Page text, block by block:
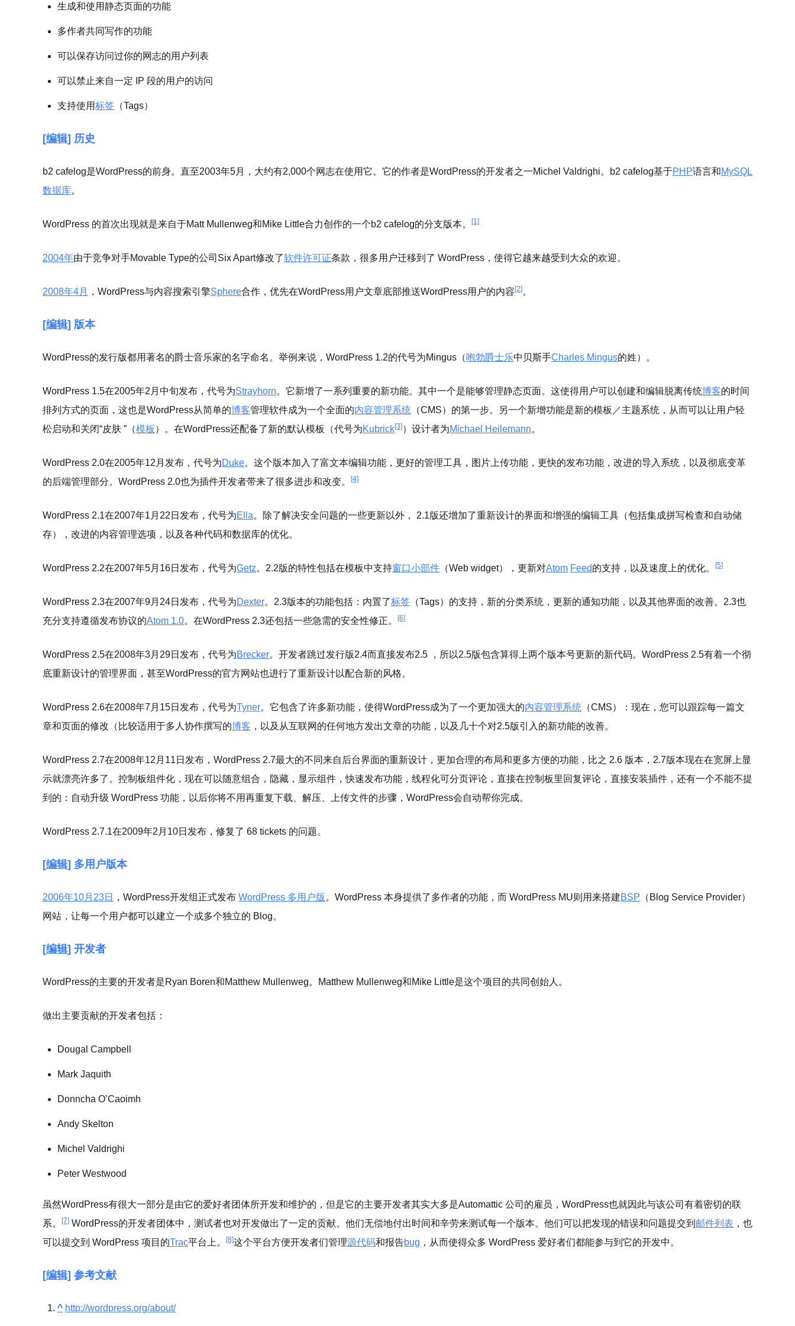
生成和使用静态页面的功能
多作者共同写作的功能
可以保存访问过你的网志的用户列表
可以禁止来自一定 IP 段的用户的访问
支持使用标签 （Tags）
[编辑] 历史
b2 cafelog是WordPress的前身。直至2003年5月，大约有2,000个网志在使用它。它的作者是WordPress的开发者之一Michel Valdrighi。b2 cafelog基于PHP语言和MySQL
数据库。
WordPress 的首次出现就是来自于Matt Mullenweg和Mike Little合力创作的一个b2 cafelog的分支版本。 [1]
2004年由于竞争对手Movable Type的公司Six Apart修改了软件许可证条款，很多用户迁移到了 WordPress，使得它越来越受到大众的欢迎。
2008年4月 ，WordPress与内容搜索引擎Sphere合作，优先在WordPress用户文章底部推送WordPress用户的内容[2]。
[编辑] 版本
WordPress的发行版都用著名的爵士音乐家的名字命名。举例来说，WordPress 1.2的代号为Mingus（咆勃爵士乐中贝斯手Charles Mingus的姓）。
WordPress 1.5在2005年2月中旬发布，代号为Strayhorn。它新增了一系列重要的新功能。其中一个是能够管理静态页面。这使得用户可以创建和编辑脱离传统博客的时间
排列方式的页面，这也是WordPress从简单的博客管理软件成为一个全面的内容管理系统 （CMS）的第一步。另一个新增功能是新的模板／主题系统，从而可以让用户轻
松启动和关闭“皮肤 ”（模板 ）。在WordPress还配备了新的默认模板（代号为Kubrick[3]）设计者为Michael Heilemann。
WordPress 2.0在2005年12月发布，代号为Duke。这个版本加入了富文本编辑功能，更好的管理工具，图片上传功能，更快的发布功能，改进的导入系统，以及彻底变革
的后端管理部分。WordPress 2.0也为插件开发者带来了很多进步和改变。
[4]
WordPress 2.1在2007年1月22日发布，代号为Ella。除了解决安全问题的一些更新以外， 2.1版还增加了重新设计的界面和增强的编辑工具（包括集成拼写检查和自动储
存），改进的内容管理选项，以及各种代码和数据库的优化。
WordPress 2.2在2007年5月16日发布，代号为Getz。2.2版的特性包括在模板中支持窗口小部件 （Web widget），更新对Atom Feed的支持，以及速度上的优化。 [5]
WordPress 2.3在2007年9月24日发布，代号为Dexter。2.3版本的功能包括：内置了标签 （Tags）的支持，新的分类系统，更新的通知功能，以及其他界面的改善。2.3也
充分支持遵循发布协议的Atom 1.0。在WordPress 2.3还包括一些急需的安全性修正。 [6]
WordPress 2.5在2008年3月29日发布，代号为Brecker。开发者跳过发行版2.4而直接发布2.5 ，所以2.5版包含算得上两个版本号更新的新代码。WordPress 2.5有着一个彻
底重新设计的管理界面，甚至WordPress的官方网站也进行了重新设计以配合新的风格。
WordPress 2.6在2008年7月15日发布，代号为Tyner。它包含了许多新功能，使得WordPress成为了一个更加强大的内容管理系统 （CMS）：现在，您可以跟踪每一篇文
章和页面的修改（比较适用于多人协作撰写的博客 ，以及从互联网的任何地方发出文章的功能，以及几十个对2.5版引入的新功能的改善。
WordPress 2.7在2008年12月11日发布，WordPress 2.7最大的不同来自后台界面的重新设计，更加合理的布局和更多方便的功能，比之 2.6 版本，2.7版本现在在宽屏上显
示就漂亮许多了。控制板组件化，现在可以随意组合，隐藏，显示组件，快速发布功能，线程化可分页评论，直接在控制板里回复评论，直接安装插件，还有一个不能不提
到的：自动升级 WordPress 功能，以后你将不用再重复下载、解压、上传文件的步骤，WordPress会自动帮你完成。
WordPress 2.7.1在2009年2月10日发布，修复了 68 tickets 的问题。
[编辑] 多用户版本
2006年10月23日 ，WordPress开发组正式发布 WordPress 多用户版 。WordPress 本身提供了多作者的功能，而 WordPress MU则用来搭建BSP （Blog Service Provider）
网站，让每一个用户都可以建立一个或多个独立的 Blog。
[编辑] 开发者
WordPress的主要的开发者是Ryan Boren和Matthew Mullenweg。Matthew Mullenweg和Mike Little是这个项目的共同创始人。
做出主要贡献的开发者包括：
Dougal Campbell
Mark Jaquith
Donncha O’Caoimh
Andy Skelton
Michel Valdrighi
Peter Westwood
虽然WordPress有很大一部分是由它的爱好者团体所开发和维护的，但是它的主要开发者其实大多是Automattic 公司的雇员，WordPress也就因此与该公司有着密切的联
系。
[7] WordPress的开发者团体中，测试者也对开发做出了一定的贡献。他们无偿地付出时间和辛劳来测试每一个版本。他们可以把发现的错误和问题提交到 邮件列表 ，也
可以提交到 WordPress 项目的Trac平台上。 [8]这个平台方便开发者们管理源代码和报告bug ，从而使得众多 WordPress 爱好者们都能参与到它的开发中。
[编辑] 参考文献
^ http://wordpress.org/about/